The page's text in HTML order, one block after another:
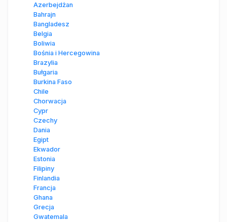
Azerbejdżan
Bahrajn
Bangladesz
Belgia
Boliwia
Bośnia i Hercegowina
Brazylia
Bułgaria
Burkina Faso
Chile
Chorwacja
Cypr
Czechy
Dania
Egipt
Ekwador
Estonia
Filipiny
Finlandia
Francja
Ghana
Grecja
Gwatemala